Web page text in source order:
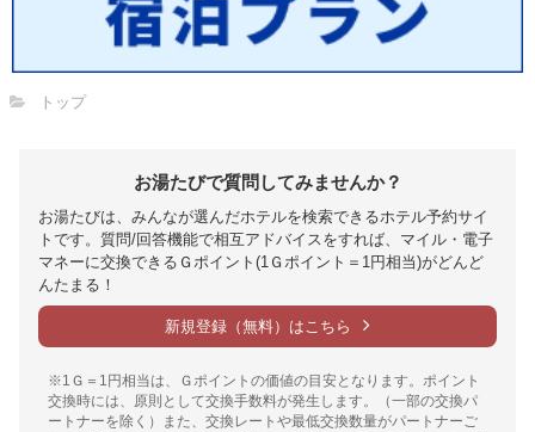
トップ
お湯たびで質問してみませんか？
お湯たびは、みんなが選んだホテルを検索できるホテル予約サイ
トです。質問/回答機能で相互アドバイスをすれば、マイル・電子
マネーに交換できるＧポイント(1Ｇポイント＝1円相当)がどんど
んたまる！
新規登録（無料）はこちら
※1Ｇ＝1円相当は、Ｇポイントの価値の目安となります。ポイント
交換時には、原則として交換手数料が発生します。（一部の交換パ
ートナーを除く）また、交換レートや最低交換数量がパートナーご